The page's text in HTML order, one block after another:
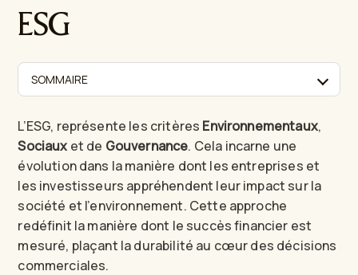
ESG
SOMMAIRE
L’ESG, représente les critères Environnementaux,
Sociaux et de Gouvernance. Cela incarne une
évolution dans la manière dont les entreprises et
les investisseurs appréhendent leur impact sur la
société et l’environnement. Cette approche
redéfinit la manière dont le succès financier est
mesuré, plaçant la durabilité au cœur des décisions
commerciales.